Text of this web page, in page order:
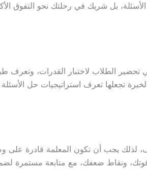
بل شريك في رحلتك نحو التفوق
تحضير الطلاب لاختبار القدرات، وتعرف
تجعلها تعرف استراتيجيات حل
لذلك يجب أن تكون المعلمة قادرة
ونقاط ضعفك، مع متابعة مستمرة